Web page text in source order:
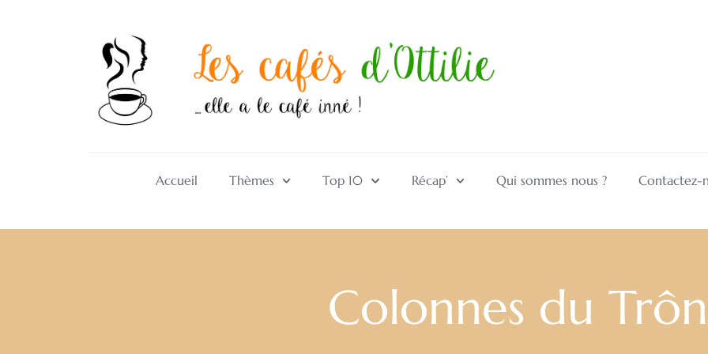
Accueil Thèmes Top 10 Récap’ Qui sommes nous ? Contactez-
Colonnes du